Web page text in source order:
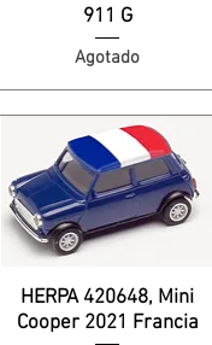
911 G
Agotado
HERPA 420648, Mini
Cooper 2021 Francia